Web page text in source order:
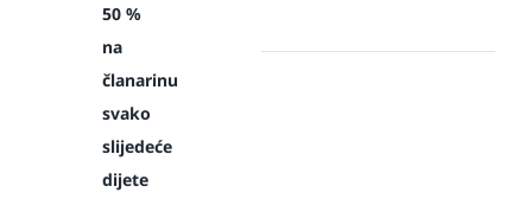
50 %
na
članarinu
svako
slijedeće
dijete